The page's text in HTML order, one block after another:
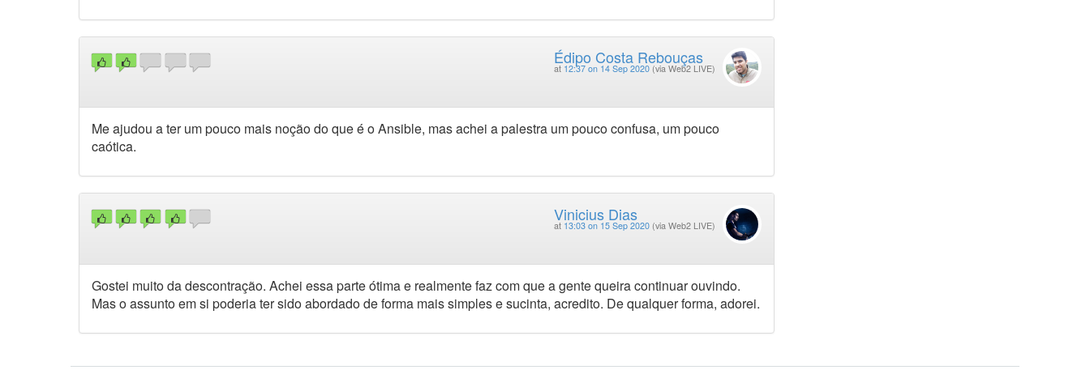
Édipo Costa Rebouças
at 12:37 on 14 Sep 2020 (via Web2 LIVE)
Me ajudou a ter um pouco mais noção do que é o Ansible, mas achei a palestra um pouco confusa, um pouco
caótica.
Vinicius Dias
at 13:03 on 15 Sep 2020 (via Web2 LIVE)
Gostei muito da descontração. Achei essa parte ótima e realmente faz com que a gente queira continuar ouvindo.
Mas o assunto em si poderia ter sido abordado de forma mais simples e sucinta, acredito. De qualquer forma, adorei.